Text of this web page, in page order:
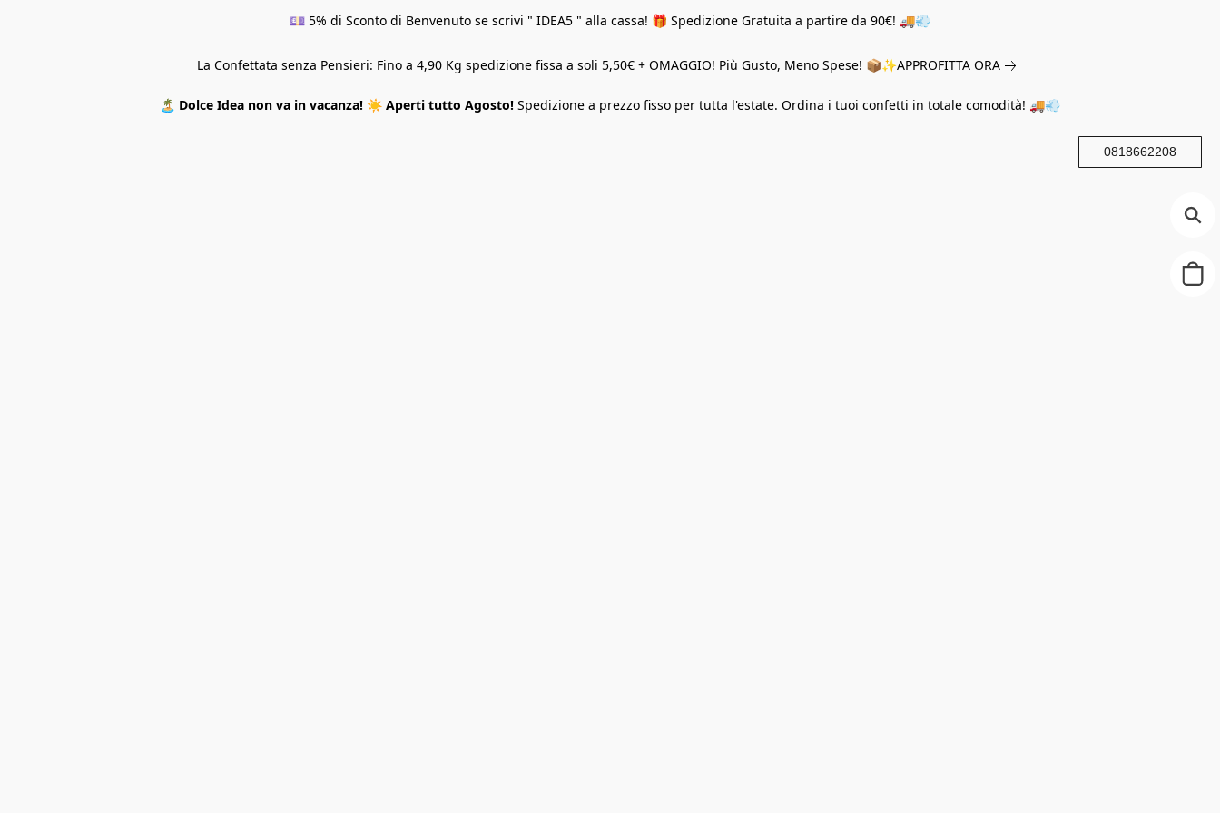
💷 5% di Sconto di Benvenuto se scrivi " IDEA5 " alla cassa! 🎁 Spedizione Gratuita a partire da 90€! 🚚💨
La Confettata senza Pensieri: Fino a 4,90 Kg spedizione fissa a soli 5,50€ + OMAGGIO! Più Gusto, Meno Spese! 📦✨APPROFITTA ORA
🏝️ Dolce Idea non va in vacanza! ☀️ Aperti tutto Agosto! Spedizione a prezzo fisso per tutta l'estate. Ordina i tuoi confetti in totale comodità! 🚚💨
0818662208